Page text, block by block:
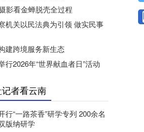
影看金蝉脱壳全过程
机关以民法典为引领 做实民事
建跨境服务新生态
行2026年“世界献血者日”活动
者看云南
行“一路茶香”研学专列 200余名
版纳研学